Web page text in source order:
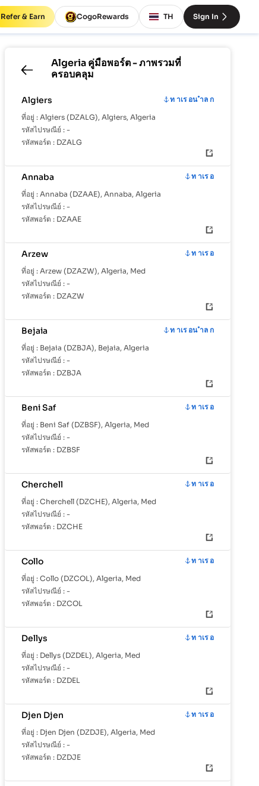
Refer & Earn CogoRewards TH Sign In
Algeriaคู่มือพอร์ต - ภาพรวมที่
ครอบคลุม
Algiers
ท าเร อน ำล ก
ที่อยู่ : Algiers (DZALG), Algiers, Algeria
รหัสไปรษณีย์ : -
รหัสพอร์ต : DZALG
Annaba
ท าเร อ
ที่อยู่ : Annaba (DZAAE), Annaba, Algeria
รหัสไปรษณีย์ : -
รหัสพอร์ต : DZAAE
Arzew
ท าเร อ
ที่อยู่ : Arzew (DZAZW), Algeria, Med
รหัสไปรษณีย์ : -
รหัสพอร์ต : DZAZW
Bejaia
ท าเร อน ำล ก
ที่อยู่ : Bejaia (DZBJA), Bejaia, Algeria
รหัสไปรษณีย์ : -
รหัสพอร์ต : DZBJA
Beni Saf
ท าเร อ
ที่อยู่ : Beni Saf (DZBSF), Algeria, Med
รหัสไปรษณีย์ : -
รหัสพอร์ต : DZBSF
Cherchell
ท าเร อ
ที่อยู่ : Cherchell (DZCHE), Algeria, Med
รหัสไปรษณีย์ : -
รหัสพอร์ต : DZCHE
Collo
ท าเร อ
ที่อยู่ : Collo (DZCOL), Algeria, Med
รหัสไปรษณีย์ : -
รหัสพอร์ต : DZCOL
Dellys
ท าเร อ
ที่อยู่ : Dellys (DZDEL), Algeria, Med
รหัสไปรษณีย์ : -
รหัสพอร์ต : DZDEL
Djen Djen
ท าเร อ
ที่อยู่ : Djen Djen (DZDJE), Algeria, Med
รหัสไปรษณีย์ : -
รหัสพอร์ต : DZDJE